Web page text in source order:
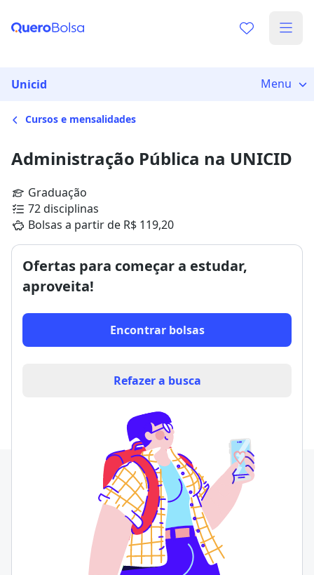
Unicid Menu
Cursos e mensalidades
Administração Pública na UNICID
Graduação
72 disciplinas
Bolsas a partir de R$ 119,20
Ofertas para começar a estudar,
aproveita!
Encontrar bolsas
Refazer a busca